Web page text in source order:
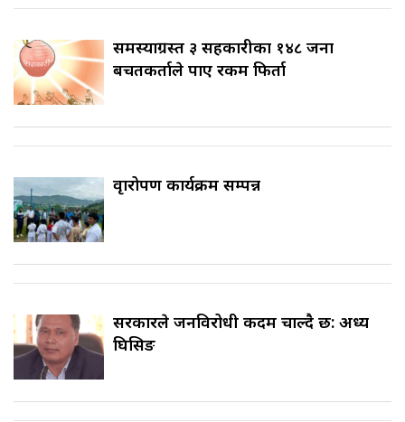
समस्याग्रस्त ३ सहकारीका १४८ जना
बचतकर्ताले पाए रकम फिर्ता
वृक्षारोपण कार्यक्रम सम्पन्न
सरकारले जनविरोधी कदम चाल्दै छ: अध्यक्ष
घिसिङ